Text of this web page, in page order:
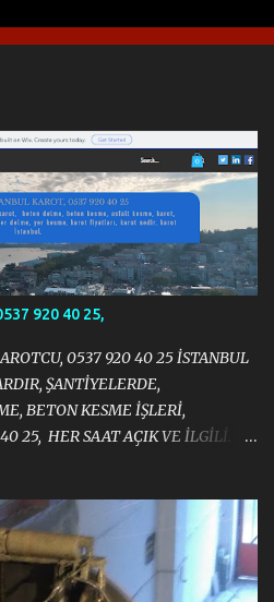
920 40 25,
0537 920 40 25 İSTANBUL
ŞANTİYELERDE,
BETON KESME İŞLERİ,
25, HER SAAT AÇIK VE İLGİLİ.